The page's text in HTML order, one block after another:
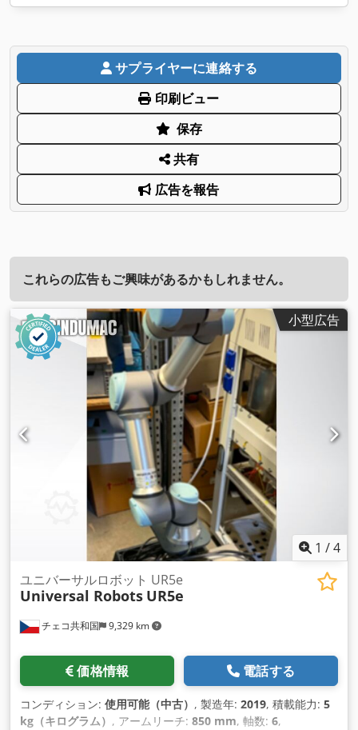
サプライヤーに連絡する
印刷ビュー
保存
共有
広告を報告
これらの広告もご興味があるかもしれません。
小型広告
1 /4
チェコ共和国 9,329 km
ユニバーサルロボット UR5e
Universal Robots UR5e
価格情報 電話する
コンディション: 使用可能（中古） , 製造年: 2019, 積載能力: 5
kg（キログラム） , アームリーチ: 850 mm, 軸数: 6,